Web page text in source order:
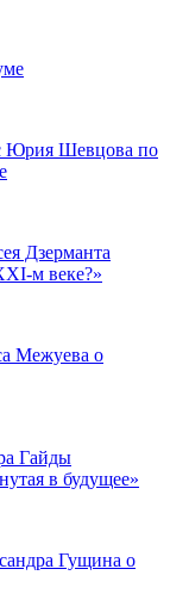
Юрия Шевцова по
Дзерманта
м веке?»
Межуева о
Гайды
в будущее»
Гущина о